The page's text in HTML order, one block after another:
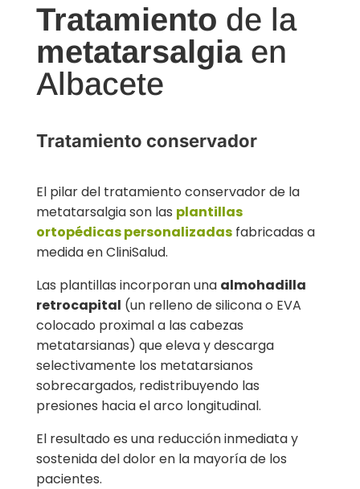
Tratamiento de la
metatarsalgiaen
Albacete
Tratamiento conservador
El pilar del tratamiento conservador de la
metatarsalgia son las plantillas
ortopédicas personalizadasfabricadas a
medida en CliniSalud.
Las plantillas incorporan una almohadilla
retrocapital (un relleno de silicona o EVA
colocado proximal a las cabezas
metatarsianas) que eleva y descarga
selectivamente los metatarsianos
sobrecargados, redistribuyendo las
presiones hacia el arco longitudinal.
El resultado es una reducción inmediata y
sostenida del dolor en la mayoría de los
pacientes.